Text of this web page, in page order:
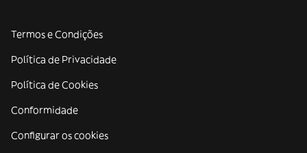
Termos e Condições
Política de Privacidade
Política de Cookies
Conformidade
Configurar os cookies